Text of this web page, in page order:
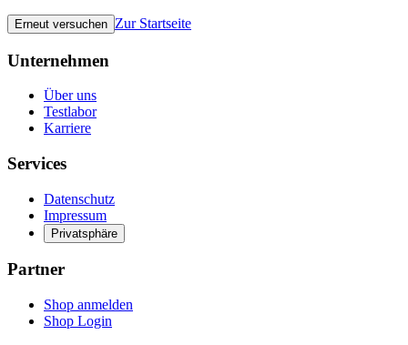
Erneut versuchen Zur Startseite
Unternehmen
Über uns
Testlabor
Karriere
Services
Datenschutz
Impressum
Privatsphäre
Partner
Shop anmelden
Shop Login